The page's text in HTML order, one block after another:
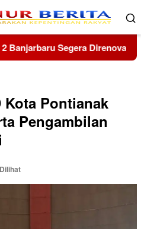
Sambas Silaturahmi ke
Kota Pontianak
Pengambilan